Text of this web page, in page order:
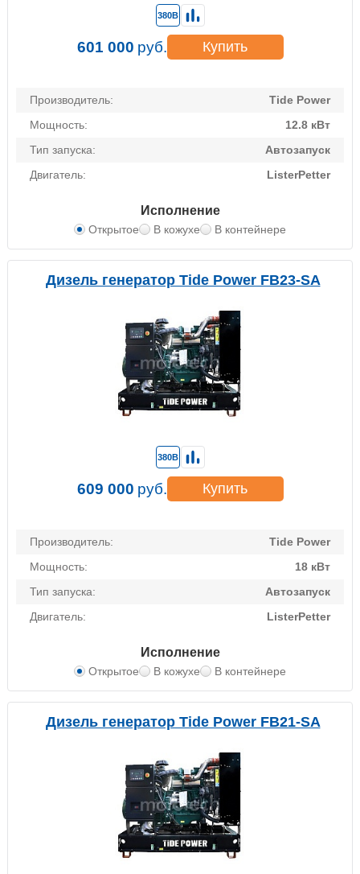
Производитель:
Tide Power
Мощность:
12.8 кВт
Тип запуска:
Автозапуск
Двигатель:
ListerPetter
Исполнение
Открытое В кожухе В контейнере
380В
601 000 руб. Купить
Дизель генератор Tide Power FB23-SA
Производитель:
Tide Power
Мощность:
18 кВт
Тип запуска:
Автозапуск
Двигатель:
ListerPetter
Исполнение
Открытое В кожухе В контейнере
380В
609 000 руб. Купить
Дизель генератор Tide Power FB21-SA